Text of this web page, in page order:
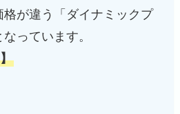
が違う「ダイナミックプ
っています。